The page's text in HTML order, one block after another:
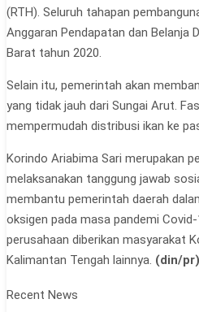
(RTH). Seluruh tahapan
Anggaran Pendapatan dan Belanja
Barat tahun 2020.
Selain itu, pemerintah akan
yang tidak jauh dari Sungai Arut.
mempermudah distribusi ikan ke
Korindo Ariabima Sari merupakan
melaksanakan tanggung jawab
membantu pemerintah daerah
oksigen pada masa pandemi
perusahaan diberikan masyarakat
Kalimantan Tengah lainnya. (din/pr)
Recent News